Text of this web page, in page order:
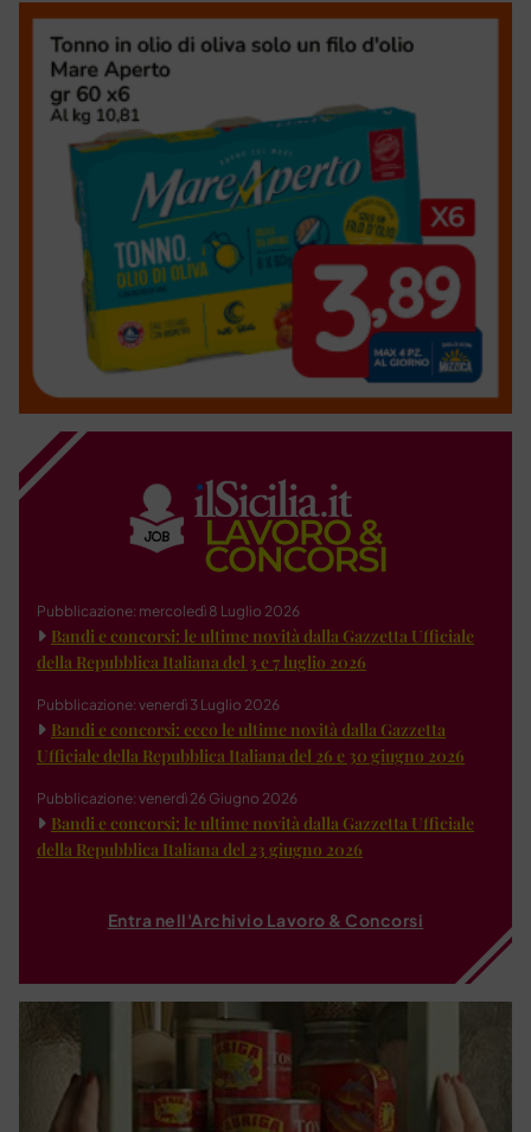
Pubblicazione: mercoledì 8 Luglio 2026
Bandi e concorsi: le ultime novità dalla Gazzetta Ufficiale
della Repubblica Italiana del 3 e 7 luglio 2026
Pubblicazione: venerdì 3 Luglio 2026
Bandi e concorsi: ecco le ultime novità dalla Gazzetta
Ufficiale della Repubblica Italiana del 26 e 30 giugno 2026
Pubblicazione: venerdì 26 Giugno 2026
Bandi e concorsi: le ultime novità dalla Gazzetta Ufficiale
della Repubblica Italiana del 23 giugno 2026
Entra nell'Archivio Lavoro & Concorsi